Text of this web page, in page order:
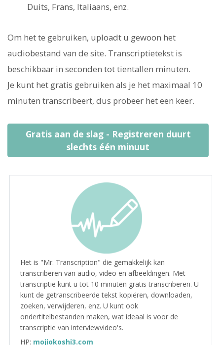
Duits, Frans, Italiaans, enz.
Om het te gebruiken, uploadt u gewoon het
audiobestand van de site. Transcriptietekst is
beschikbaar in seconden tot tientallen minuten.
Je kunt het gratis gebruiken als je het maximaal 10
minuten transcribeert, dus probeer het een keer.
Gratis aan de slag - Registreren duurt
slechts één minuut
Het is "Mr. Transcription" die gemakkelijk kan
transcriberen van audio, video en afbeeldingen. Met
transcriptie kunt u tot 10 minuten gratis transcriberen. U
kunt de getranscribeerde tekst kopiëren, downloaden,
zoeken, verwijderen, enz. U kunt ook
ondertitelbestanden maken, wat ideaal is voor de
transcriptie van interviewvideo's.
HP: mojiokoshi3.com